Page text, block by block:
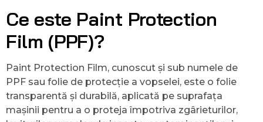
Ce este Paint Protection
Film (PPF)?
Paint Protection Film, cunoscut și sub numele de
PPF sau folie de protecție a vopselei, este o folie
transparentă și durabilă, aplicată pe suprafața
mașinii pentru a o proteja împotriva zgârieturilor,